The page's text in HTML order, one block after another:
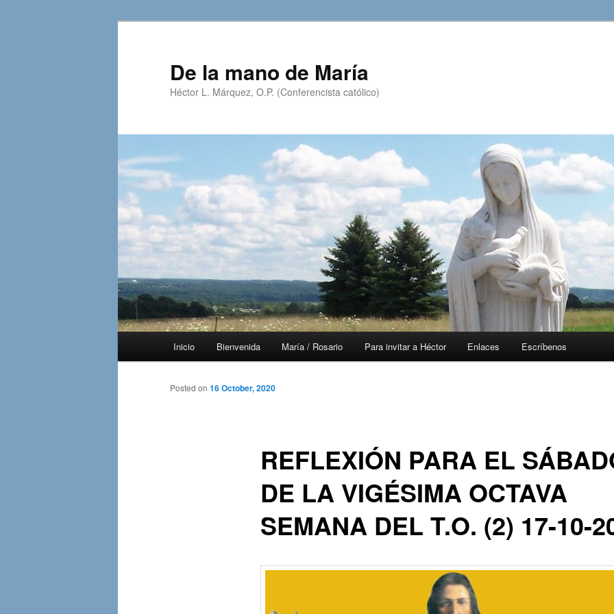
De la mano de María
Héctor L. Márquez, O.P. (Conferencista católico)
Inicio Bienvenida María / Rosario Para invitar a Héctor Enlaces Escríbenos
REFLEXIÓN PARA EL
DE LA VIGÉSIMA OCTAVA
SEMANA DEL T.O. (2) 17-10-
Posted on 16 October, 2020